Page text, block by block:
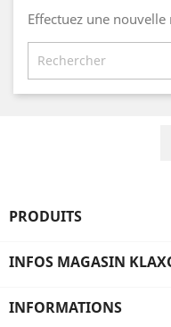
Effectuez une nouvelle
PRODUITS
INFOS MAGASIN
INFORMATIONS